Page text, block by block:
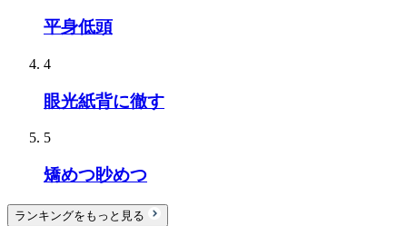
平身低頭
4
眼光紙背に徹す
5
矯めつ眇めつ
ランキングをもっと見る